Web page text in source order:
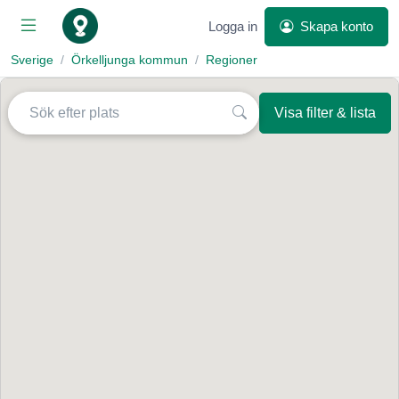
Logga in Skapa konto
Sverige Örkelljunga kommun Regioner
Visa filter & lista